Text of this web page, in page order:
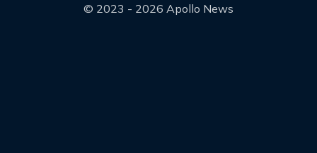
© 2023 - 2026 Apollo News